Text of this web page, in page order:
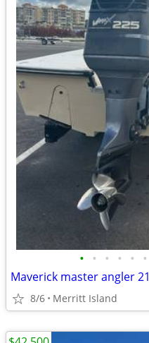
• • • • • •
Maverick master angler 21
8/6 Merritt Island